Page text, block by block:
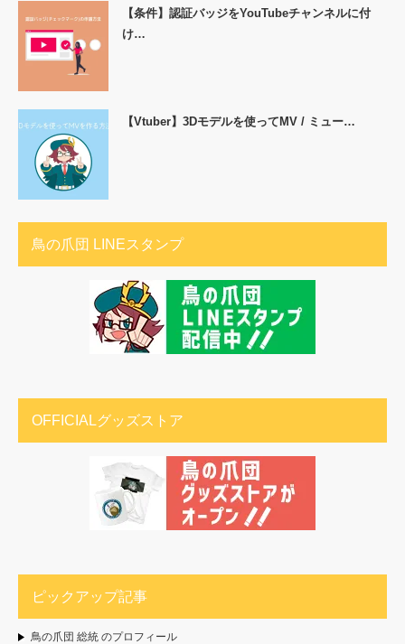
【条件】認証バッジをYouTubeチャンネルに付
け…
【Vtuber】3Dモデルを使ってMV / ミュー…
鳥の爪団 LINEスタンプ
OFFICIALグッズストア
ピックアップ記事
鳥の爪団 総統 のプロフィール